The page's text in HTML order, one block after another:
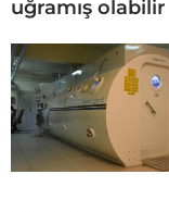
uğramış olabilir